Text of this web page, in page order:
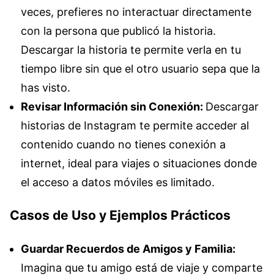
veces, prefieres no interactuar directamente
con la persona que publicó la historia.
Descargar la historia te permite verla en tu
tiempo libre sin que el otro usuario sepa que la
has visto.
Revisar Información sin Conexión: Descargar
historias de Instagram te permite acceder al
contenido cuando no tienes conexión a
internet, ideal para viajes o situaciones donde
el acceso a datos móviles es limitado.
Casos de Uso y Ejemplos Prácticos
Guardar Recuerdos de Amigos y Familia:
Imagina que tu amigo está de viaje y comparte